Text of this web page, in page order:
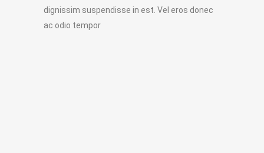
dignissim suspendisse in est. Vel eros donec
ac odio tempor